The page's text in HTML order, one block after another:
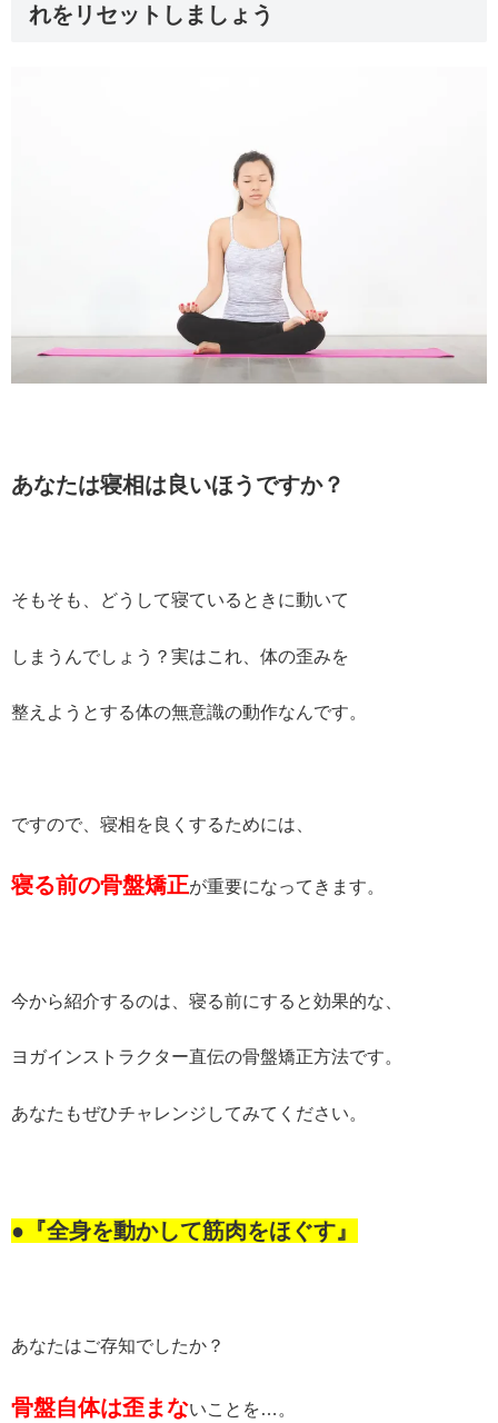
れをリセットしましょう
あなたは寝相は良いほうですか？
そもそも、どうして寝ているときに動いて
しまうんでしょう？実はこれ、体の歪みを
整えようとする体の無意識の動作なんです。
ですので、寝相を良くするためには、
寝る前の骨盤矯正が重要になってきます。
今から紹介するのは、寝る前にすると効果的な、
ヨガインストラクター直伝の骨盤矯正方法です。
あなたもぜひチャレンジしてみてください。
●『全身を動かして筋肉をほぐす』
あなたはご存知でしたか？
骨盤自体は歪まないことを…。